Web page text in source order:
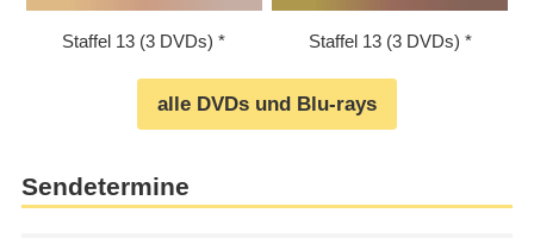
Staffel 13 (3 DVDs) Staffel 13 (3 DVDs)
alle DVDs und Blu-rays
Sendetermine